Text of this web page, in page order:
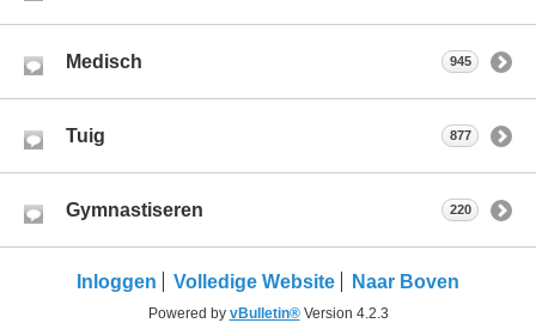
Medisch 945
Tuig 877
Gymnastiseren 220
Inloggen Volledige Website Naar Boven
Powered by vBulletin®Version 4.2.3